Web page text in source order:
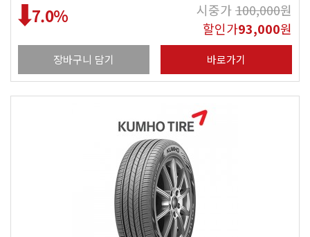
7.0% 시중가100,000원
할인가93,000원
장바구니 담기 바로가기